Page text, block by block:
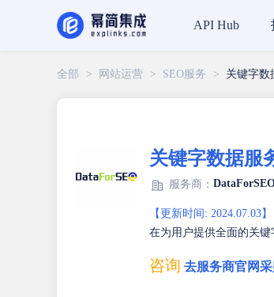
API Hub
全部 > 网站运营 > SEO服务 > 关键字数
关键字数据服
服务商：
【更新时间: 2024.07.03】
在为用户提供全面的关键
咨询 去服务商官网